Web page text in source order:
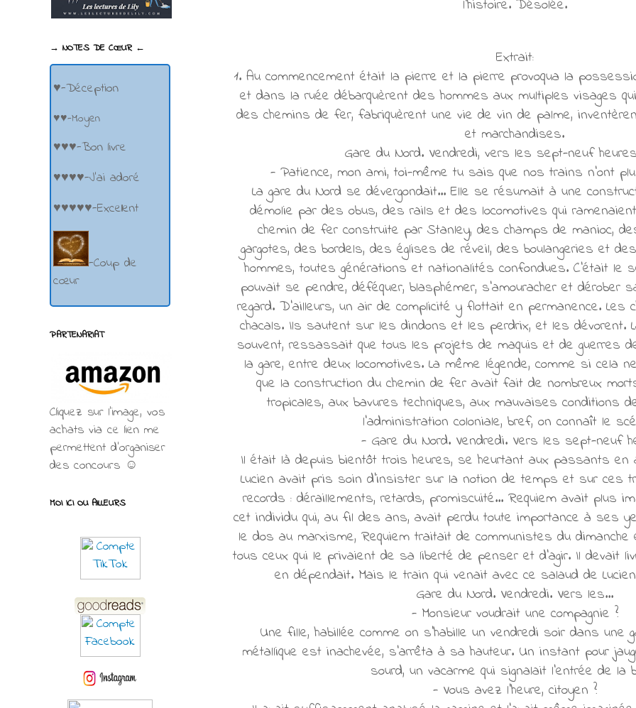
l'histoire. Désolée.
Extrait:
1. Au commencement était la pierre et la pierre provoqua la
et dans la ruée débarquèrent des hommes aux multiples visages
des chemins de fer, fabriquèrent une vie de vin de palme,
et marchandises.
Gare du Nord. Vendredi, vers les sept-neuf
- Patience, mon ami, toi-même tu sais que nos trains n'ont
La gare du Nord se dévergondait... Elle se résumait à une
démolie par des obus, des rails et des locomotives qui
chemin de fer construite par Stanley, des champs de manioc,
gargotes, des bordels, des églises de réveil, des boulangeries et
hommes, toutes générations et nationalités confondues. C'était le
pouvait se pendre, déféquer, blasphémer, s'amouracher et dérober
regard. D'ailleurs, un air de complicité y flottait en permanence. Les
chacals. Ils sautent sur les dindons et les perdrix, et les dévorent.
souvent, ressassait que tous les projets de maquis et de guerres
la gare, entre deux locomotives. La même légende, comme si
que la construction du chemin de fer avait fait de nombreux
tropicales, aux bavures techniques, aux mauvaises conditions
l'administration coloniale, bref, on connaît le
- Gare du Nord. Vendredi. Vers les sept-neuf
Il était là depuis bientôt trois heures, se heurtant aux passants en
Lucien avait pris soin d'insister sur la notion de temps et sur ces
records : déraillements, retards, promiscuité... Requiem avait plus
cet individu qui, au fil des ans, avait perdu toute importance à ses
le dos au marxisme, Requiem traitait de communistes du dimanche
tous ceux qui le privaient de sa liberté de penser et d'agir. Il devait
en dépendait. Mais le train qui venait avec ce salaud de
Gare du Nord. Vendredi. Vers les...
- Monsieur voudrait une compagnie ?
Une fille, habillée comme on s'habille un vendredi soir dans une
métallique est inachevée, s'arrêta à sa hauteur. Un instant pour
sourd, un vacarme qui signalait l'entrée de la
- Vous avez l'heure, citoyen ?
→ NOTES DE CŒUR ←
♥-Déception
♥♥-Moyen
♥♥♥-Bon livre
♥♥♥♥-J'ai adoré
♥♥♥♥♥-Excellent
-Coup de
cœur
PARTENARIAT
Cliquez sur l'image, vos
achats via ce lien me
permettent d’organiser
des concours ☺
MOI ICI OU AILLEURS